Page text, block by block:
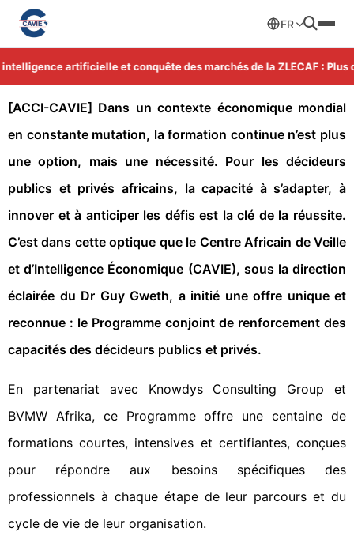
artificielle et conquête des marchés de la ZLECAF : Plus
FR
[ACCI-CAVIE] Dans un contexte économique mondial
en constante mutation, la formation continue n’est plus
une option, mais une nécessité. Pour les décideurs
publics et privés africains, la capacité à s’adapter, à
innover et à anticiper les défis est la clé de la réussite.
C’est dans cette optique que le Centre Africain de Veille
et d’Intelligence Économique (CAVIE), sous la direction
éclairée du Dr Guy Gweth, a initié une offre unique et
reconnue : le Programme conjoint de renforcement des
capacités des décideurs publics et privés.
En partenariat avec Knowdys Consulting Group et
BVMW Afrika, ce Programme offre une centaine de
formations courtes, intensives et certifiantes, conçues
pour répondre aux besoins spécifiques des
professionnels à chaque étape de leur parcours et du
cycle de vie de leur organisation.